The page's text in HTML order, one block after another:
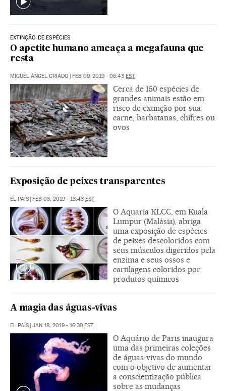
EXTINÇÃO DE ESPÉCIES
O apetite humano ameaça a megafauna que
resta
MIGUEL ÁNGEL CRIADO | FEB 09, 2019 - 08:43 EST
Cerca de 150 espécies de
grandes animais estão em
risco de extinção por sua
carne, barbatanas, chifres ou
ovos
Exposição de peixes transparentes
EL PAÍS | FEB 03, 2019 - 13:43 EST
O Aquaria KLCC, em Kuala
Lumpur (Malásia), abriga
uma exposição de espécies
de peixes descoloridos com
seus músculos digeridos pela
enzima e seus ossos e
cartilagens coloridos por
produtos químicos
A magia das águas-vivas
EL PAÍS | JAN 18, 2019 - 16:39 EST
O Aquário de Paris inaugura
uma das primeiras coleções
de águas-vivas do mundo
com o objetivo de aumentar
a conscientização pública
sobre as mudanças